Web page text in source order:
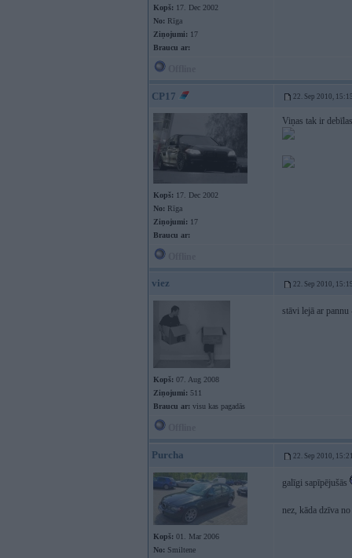
Kopš: 17. Dec 2002
No: Rīga
Ziņojumi: 17
Braucu ar:
CP17 22. Sep 2010,
Kopš: 17. Dec 2002
No: Rīga
Ziņojumi: 17
Braucu ar:
Viņas tak ir
viez 22. Sep 2010,
Kopš: 07. Aug 2008
Ziņojumi: 511
Braucu ar: visu kas pagadās
stāvi lejā ar
Purcha 22. Sep 2010,
Kopš: 01. Mar 2006
No: Smiltene
galīgi sapīpējušās
nez, kāda dzīva